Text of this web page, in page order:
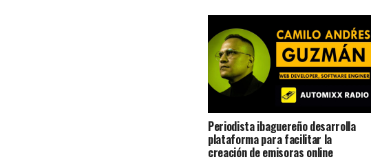
Periodista ibaguereño desarrolla
plataforma para facilitar la
creación de emisoras online